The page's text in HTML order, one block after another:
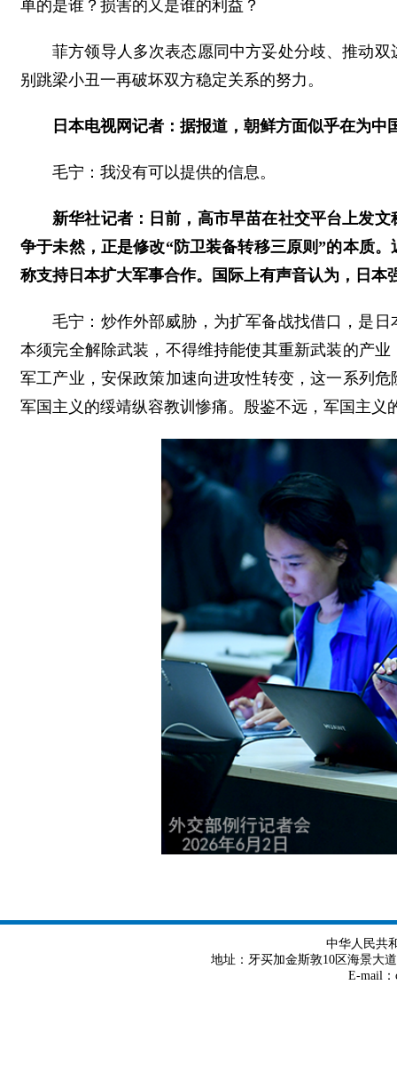
单的是谁？损害的又是谁的利益？
菲方领导人多次表态愿同中方妥处分歧、推动
别跳梁小丑一再破坏双方稳定关系的努力。
日本电视网记者：据报道，朝鲜方面似乎在为
毛宁：我没有可以提供的信息。
新华社记者：日前，高市早苗在社交平台上发
争于未然，正是修改“防卫装备转移三原则”的本质
称支持日本扩大军事合作。国际上有声音认为，日
毛宁：炒作外部威胁，为扩军备战找借口，是
本须完全解除武装，不得维持能使其重新武装的产
军工产业，安保政策加速向进攻性转变，这一系列
军国主义的绥靖纵容教训惨痛。殷鉴不远，军国主
中华人民共
地址：牙买加金斯敦10区海景大道
E-mail：